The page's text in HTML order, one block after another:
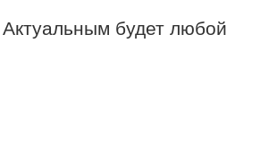
будет любой